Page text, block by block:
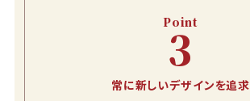
Point
3
常に新しいデザインを追求